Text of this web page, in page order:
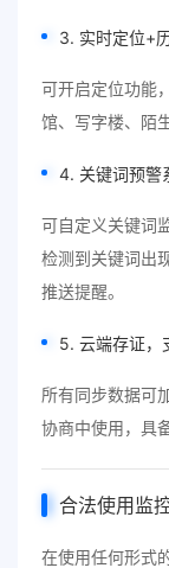
3. 实时定位+
可开启定位功能
馆、写字楼、陌
4. 关键词预警
可自定义关键词
检测到关键词出
推送提醒。
5. 云端存证，
所有同步数据可
协商中使用，具
合法使用监
在使用任何形式